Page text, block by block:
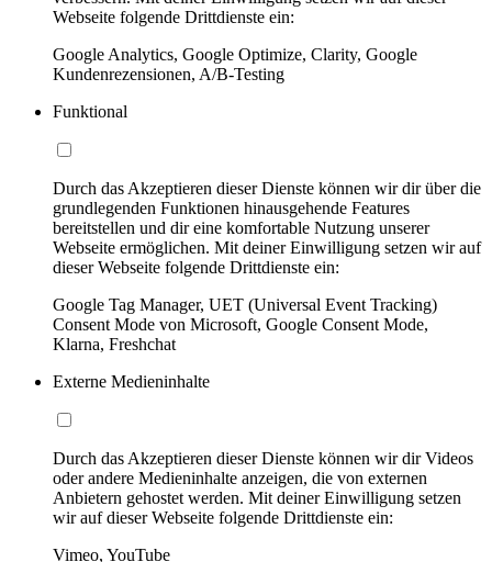
Webseite folgende Drittdienste ein:
Google Analytics, Google Optimize, Clarity, Google
Kundenrezensionen, A/B-Testing
Funktional
Durch das Akzeptieren dieser Dienste können wir dir über die
grundlegenden Funktionen hinausgehende Features
bereitstellen und dir eine komfortable Nutzung unserer
Webseite ermöglichen. Mit deiner Einwilligung setzen wir auf
dieser Webseite folgende Drittdienste ein:
Google Tag Manager, UET (Universal Event Tracking)
Consent Mode von Microsoft, Google Consent Mode,
Klarna, Freshchat
Externe Medieninhalte
Durch das Akzeptieren dieser Dienste können wir dir Videos
oder andere Medieninhalte anzeigen, die von externen
Anbietern gehostet werden. Mit deiner Einwilligung setzen
wir auf dieser Webseite folgende Drittdienste ein:
Vimeo, YouTube